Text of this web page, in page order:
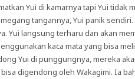
Yui di kamarnya tapi Yui tidak
tangannya, Yui panik
Yui langsung terharu dan akan
kaca mata yang bisa
Yui di punggungnya, mereka
digendong oleh Wakagimi. Ia